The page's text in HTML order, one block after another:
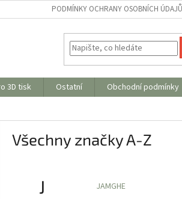
PODMÍNKY OCHRANY OSOBNÍCH ÚDAJŮ
3D tisk Ostatní Obchodní podmínky
Všechny značky A-Z
J JAMGHE